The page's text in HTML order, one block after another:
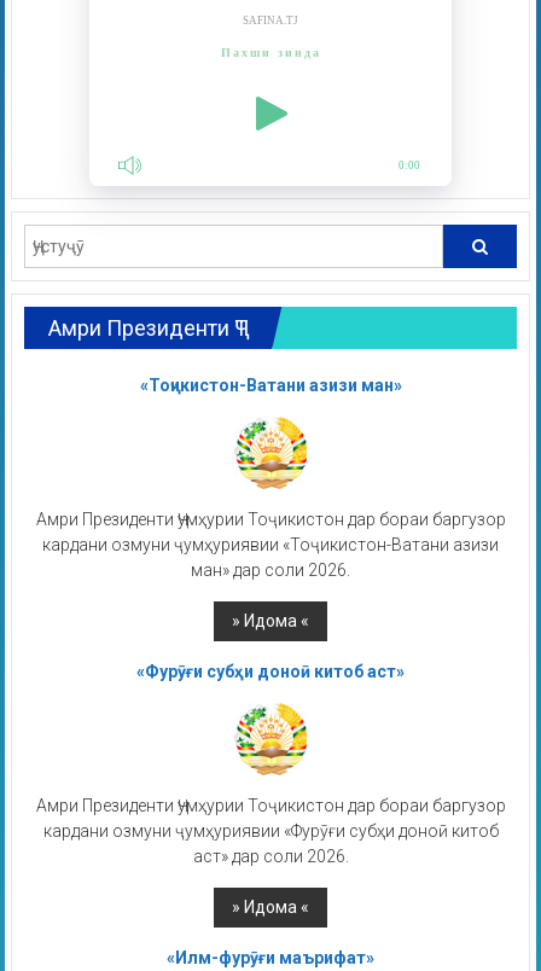
SAFINA.TJ
Пахши зинда
0:00
Амри Президенти ҶТ
«Тоҷикистон-Ватани азизи ман»
Амри Президенти Ҷумҳурии Тоҷикистон дар бораи баргузор
кардани озмуни ҷумҳуриявии «Тоҷикистон-Ватани азизи
ман» дар соли 2026.
«Фурӯғи субҳи доноӣ китоб аст»
Амри Президенти Ҷумҳурии Тоҷикистон дар бораи баргузор
кардани озмуни ҷумҳуриявии «Фурӯғи субҳи доноӣ китоб
аст» дар соли 2026.
«Илм-фурӯғи маърифат»